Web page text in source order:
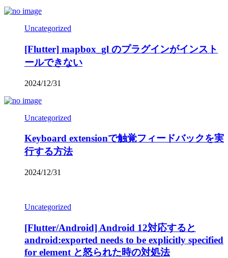
Uncategorized
[Flutter] mapbox_gl のプラグインがインスト
ールできない
2024/12/31
Uncategorized
Keyboard extensionで触覚フィードバックを実
行する方法
2024/12/31
Uncategorized
[Flutter/Android] Android 12対応すると
android:exported needs to be explicitly specified
for element と怒られた時の対処法